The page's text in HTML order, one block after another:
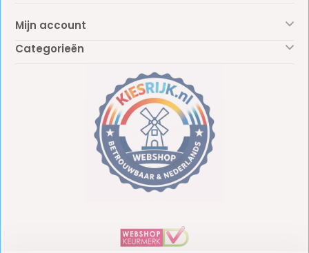
Mijn account
Categorieën